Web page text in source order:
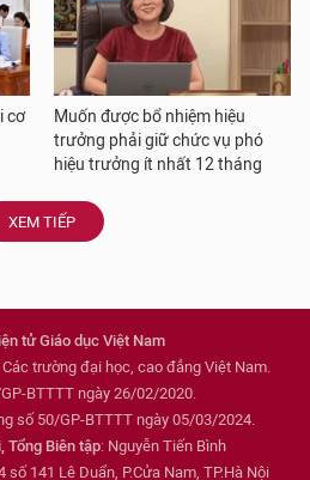
cơ
Muốn được bổ nhiệm hiệu
trưởng phải giữ chức vụ phó
hiệu trưởng ít nhất 12 tháng
XEM TIẾP
tử Giáo dục Việt Nam
trường đại học, cao đẳng Việt Nam.
BTTTT ngày 26/02/2020.
số 50/GP-BTTTT ngày 05/03/2024.
Tổng Biên tập: Nguyễn Tiến Bình
số 141 Lê Duẩn, P.Cửa Nam, TP.Hà Nội